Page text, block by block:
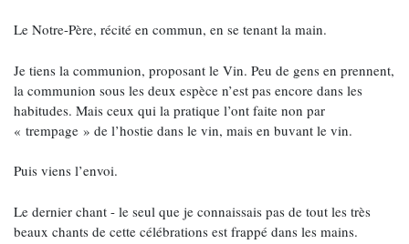
Le Notre-Père, récité en commun, en se tenant la main.
Je tiens la communion, proposant le Vin. Peu de gens en prennent,
la communion sous les deux espèce n’est pas encore dans les
habitudes. Mais ceux qui la pratique l’ont faite non par
« trempage » de l’hostie dans le vin, mais en buvant le vin.
Puis viens l’envoi.
Le dernier chant - le seul que je connaissais pas de tout les très
beaux chants de cette célébrations est frappé dans les mains.